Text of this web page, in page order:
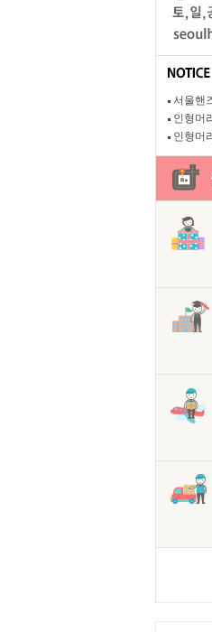
서울핸
인형머
인형머